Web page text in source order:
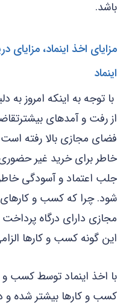
باشد.
مزایای اخذ اینماد،
اینماد
با توجه به اینکه امروز
از رفت و آمدهای
فضای مجازی بالا رفته
خاطر برای خرید غیر
جلب اعتماد و آسودگی
شود. چرا که کسب و
مجازی دارای درگاه پرداخت
این گونه کسب و کارها
با اخذ اینماد توسط کسب و
کسب و کارها بیشتر شده و